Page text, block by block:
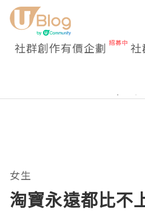
社群創作有價企劃
女生
淘寶永遠都比不